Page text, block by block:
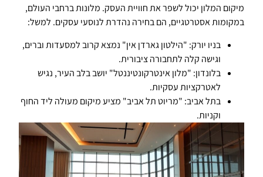
מיקום המלון יכול לשפר את חוויית העסק. מלונות ברחבי העולם,
במקומות אסטרטגיים, הם בחירה נהדרת לנוסעי עסקים. למשל:
בניו יורק: "הילטון גארדן אין" נמצא קרוב למסעדות וברים,
וגישה קלה לתחבורה ציבורית.
בלונדון: "מלון אינטרקונטיננטל" יושב בלב העיר, נגיש
לאטרקציות עסקיות.
בתל אביב: "מריוט תל אביב" מציע מיקום מעולה ליד החוף
וקניות.